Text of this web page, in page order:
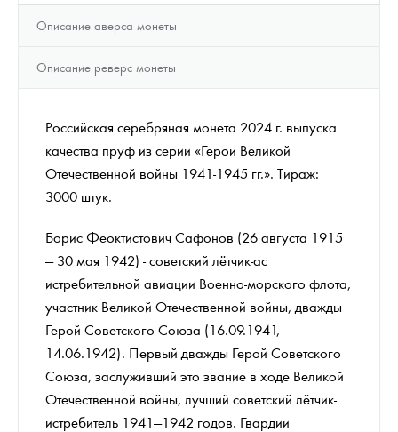
Описание аверса монеты
Описание реверс монеты
Российская серебряная монета 2024 г. выпуска
качества пруф из серии «Герои Великой
Отечественной войны 1941-1945 гг.». Тираж:
3000 штук.
Борис Феоктистович Сафонов (26 августа 1915
— 30 мая 1942) - советский лётчик-ас
истребительной авиации Военно-морского флота,
участник Великой Отечественной войны, дважды
Герой Советского Союза (16.09.1941,
14.06.1942). Первый дважды Герой Советского
Союза, заслуживший это звание в ходе Великой
Отечественной войны, лучший советский лётчик-
истребитель 1941—1942 годов. Гвардии